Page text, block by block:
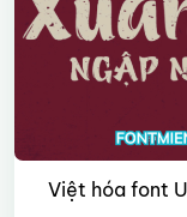
Việt hóa font